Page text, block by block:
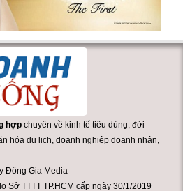
hợp chuyên về kinh tế tiêu dùng, đời
hóa du lịch, doanh nghiệp doanh nhân,
Đông Gia Media
Sở TTTT TP.HCM cấp ngày 30/1/2019